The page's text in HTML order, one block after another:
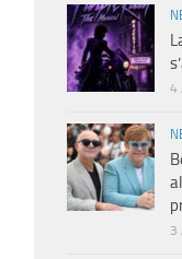
4
3